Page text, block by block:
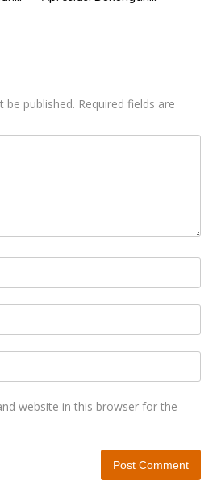
be published. Required fields are
website in this browser for the